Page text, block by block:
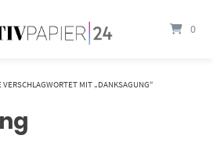
0
VERSCHLAGWORTET MIT „DANKSAGUNG“